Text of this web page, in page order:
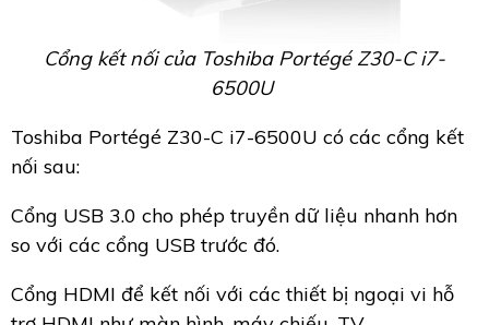
Cổng kết nối của Toshiba Portégé Z30-C i7-
6500U
Toshiba Portégé Z30-C i7-6500U có các cổng kết
nối sau:
Cổng USB 3.0 cho phép truyền dữ liệu nhanh hơn
so với các cổng USB trước đó.
Cổng HDMI để kết nối với các thiết bị ngoại vi hỗ